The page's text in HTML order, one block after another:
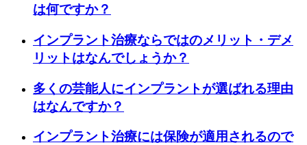
は何ですか？
インプラント治療ならではのメリット・デメ
リットはなんでしょうか？
多くの芸能人にインプラントが選ばれる理由
はなんですか？
インプラント治療には保険が適用されるので